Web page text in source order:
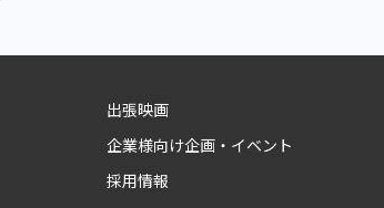
出張映画
企業様向け企画・イベント
採用情報